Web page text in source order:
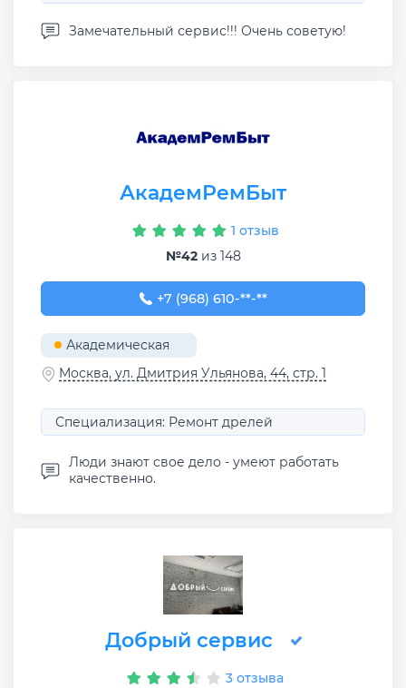
Замечательный сервис!!! Очень советую!
АкадемРемБыт
1 отзыв
№42из 148
+7 (968) 610-19-05
+7 (968) 610-**-**
Академическая
Москва, ул. Дмитрия Ульянова, 44, стр. 1
Специализация: Ремонт дрелей
Люди знают свое дело - умеют работать
качественно.
Добрый сервис
3 отзыва